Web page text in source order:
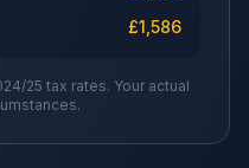
£1,586
25 tax rates. Your actual